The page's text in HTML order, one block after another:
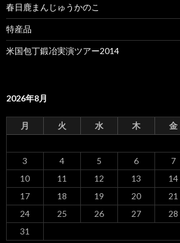
春日鹿まんじゅうかのこ
特産品
米国包丁鍛冶実演ツアー2014
2026年8月
月 火 水 木 金
3
4 5 6 7
10
11 12 13 14
17
18 19 20 21
24
25 26 27 28
31